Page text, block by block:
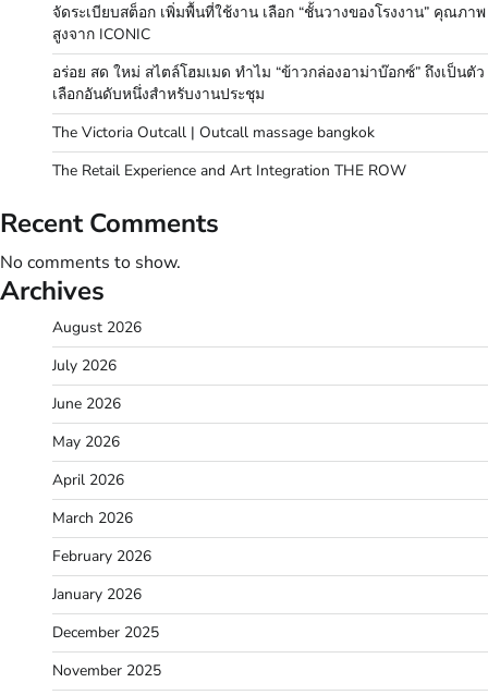
จัดระเบียบสต็อก เพิ่มพื้นที่ใช้งาน เลือก “ชั้นวางของโรงงาน” คุณภาพ
สูงจาก ICONIC
อร่อย สด ใหม่ สไตล์โฮมเมด ทำไม “ข้าวกล่องอาม่าบ๊อกซ์” ถึงเป็นตัว
เลือกอันดับหนึ่งสำหรับงานประชุม
The Victoria Outcall | Outcall massage bangkok
The Retail Experience and Art Integration THE ROW
Recent Comments
No comments to show.
Archives
August 2026
July 2026
June 2026
May 2026
April 2026
March 2026
February 2026
January 2026
December 2025
November 2025